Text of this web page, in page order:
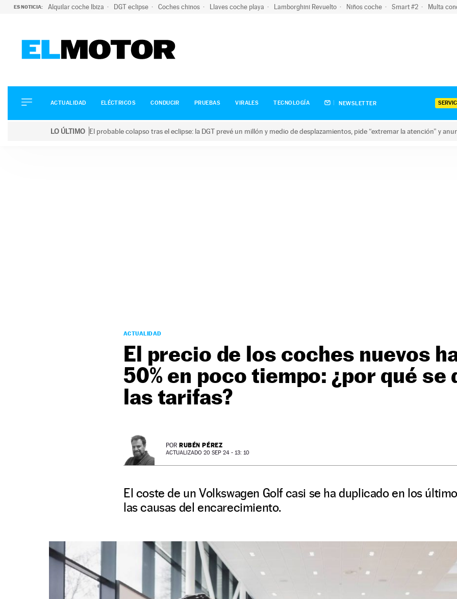
ES NOTICIA: Alquilar coche Ibiza DGT eclipse Coches chinos Llaves coche playa Lamborghini Revuelto Niños coche Smart #2 Multa
ELÉCTRICOS
CONDUCIR
ACTUALIDAD ELÉCTRICOS CONDUCIR PRUEBAS VIRALES TECNOLOGÍA NEWSLETTER
LO ÚLTIMO El probable colapso tras el eclipse: la DGT prevé un millón y medio de desplazamientos, pide “extremar la atención” y
ACTUALIDAD
El precio de los coches nuevos
50% en poco tiempo: ¿por qué se
las tarifas?
POR RUBÉN PÉREZ
ACTUALIZADO 20 SEP 24 - 13: 10
El coste de un Volkswagen Golf casi se ha duplicado en los
las causas del encarecimiento.